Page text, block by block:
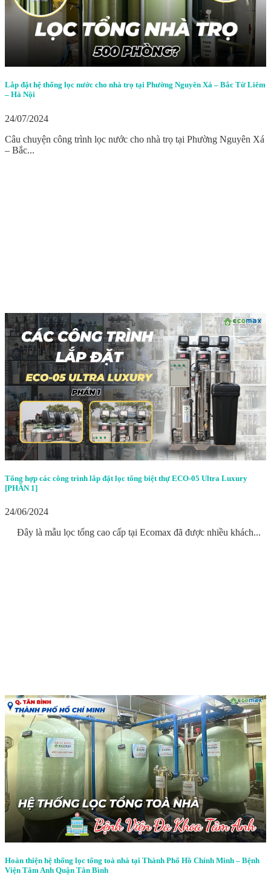
Lắp đặt hệ thống lọc nước cho nhà trọ tại Phường Nguyên Xá – Bắc Từ Liêm
– Hà Nội
24/07/2024
Câu chuyện công trình lọc nước cho nhà trọ tại Phường Nguyên Xá
– Bắc...
Tổng hợp các công trình lắp đặt lọc tổng biệt thự ECO-05 Ultra Luxury
[PHẦN 1]
24/06/2024
Đây là mẫu lọc tổng cao cấp tại Ecomax đã được nhiều khách...
Hoàn thiện hệ thống lọc tổng toà nhà tại Thành Phố Hồ Chính Minh – Bệnh
Viện Tâm Anh Quận Tân Bình